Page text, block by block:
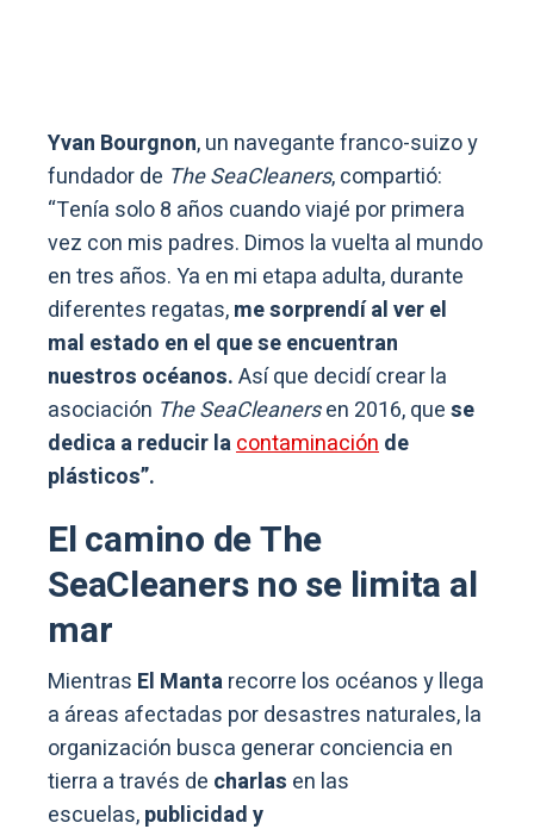
Yvan Bourgnon, un navegante franco-suizo y
fundador de The SeaCleaners, compartió:
“Tenía solo 8 años cuando viajé por primera
vez con mis padres. Dimos la vuelta al mundo
en tres años. Ya en mi etapa adulta, durante
diferentes regatas,me sorprendí al ver el
mal estado en el que se encuentran
nuestros océanos.Así que decidí crear la
asociación The SeaCleanersen 2016, quese
dedica a reducir lacontaminaciónde
plásticos”.
El camino de The
SeaCleaners no se limita al
mar
Mientras El Mantarecorre los océanos y llega
a áreas afectadas por desastres naturales, la
organización busca generar conciencia en
tierra a través de charlas en las
escuelas,publicidad y